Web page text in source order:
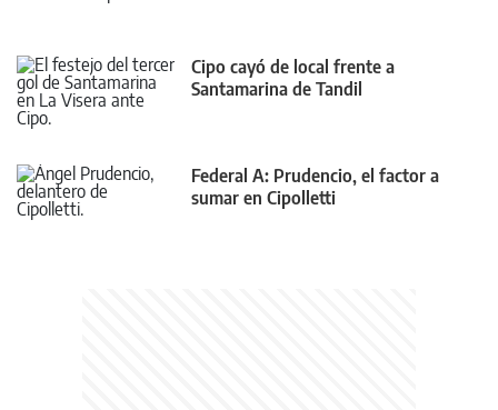
Cipo cayó de local frente a
Santamarina de Tandil
Federal A: Prudencio, el factor a
sumar en Cipolletti